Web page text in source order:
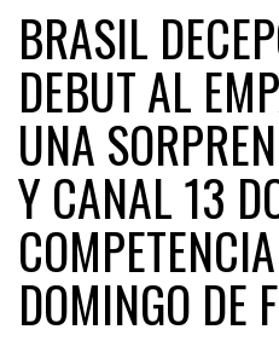
BRASIL
DEBUT AL
UNA
Y CANAL 13
DOMINGO DE